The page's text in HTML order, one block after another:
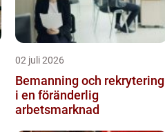
02 juli 2026
Bemanning och rekrytering
i en föränderlig
arbetsmarknad